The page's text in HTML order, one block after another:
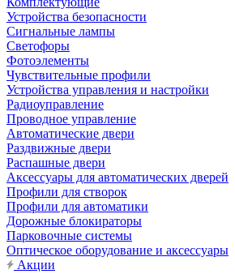
Устройства безопасности
Сигнальные лампы
Светофоры
Фотоэлементы
Чувствительные профили
Устройства управления и настройки
Радиоуправление
Проводное управление
Автоматические двери
Раздвижные двери
Распашные двери
Аксессуары для автоматических дверей
Профили для створок
Профили для автоматики
Дорожные блокираторы
Парковочные системы
Оптическое оборудование и аксессуары
Акции